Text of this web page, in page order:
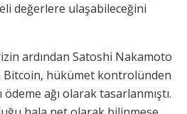
değerlere ulaşabileceğini
ardından Satoshi Nakamoto
Bitcoin, hükümet kontrolünden
ödeme ağı olarak tasarlanmıştı.